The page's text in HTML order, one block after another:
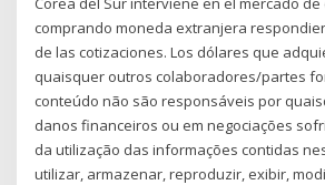
comprando moneda extranjera
de las cotizaciones. Los dólares que
quaisquer outros colaboradores/partes
conteúdo não são responsáveis por
danos financeiros ou em negociações
da utilização das informações contidas
utilizar, armazenar, reproduzir, exibir,